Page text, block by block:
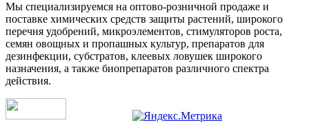
Мы специализируемся на оптово-розничной продаже и
поставке химических средств защиты растений, широкого
перечня удобрений, микроэлементов, стимуляторов роста,
семян овощных и пропашных культур, препаратов для
дезинфекции, субстратов, клеевых ловушек широкого
назначения, а также биопрепаратов различного спектра
действия.